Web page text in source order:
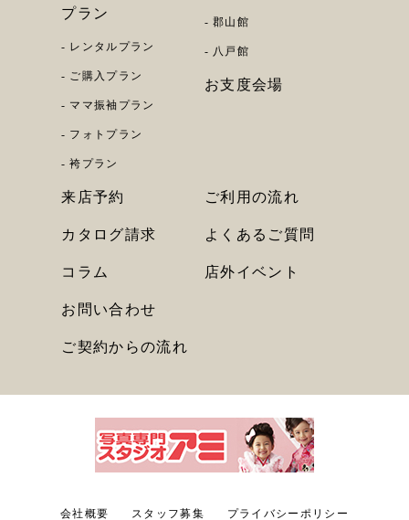
プラン
レンタルプラン
ご購入プラン
ママ振袖プラン
フォトプラン
袴プラン
郡山館
八戸館
お支度会場
来店予約
カタログ請求
コラム
お問い合わせ
ご契約からの流れ
ご利用の流れ
よくあるご質問
店外イベント
会社概要 スタッフ募集 プライバシーポリシー